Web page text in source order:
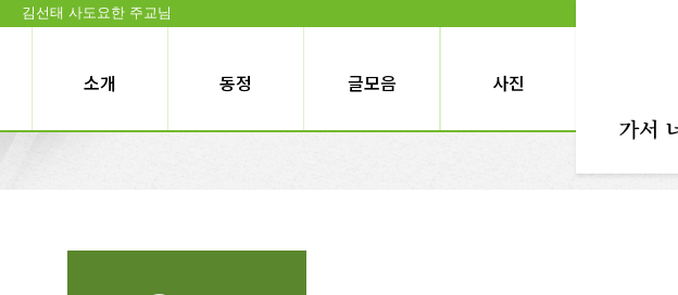
김선태 사도요한 주교님
소개 동정 글모음 사진